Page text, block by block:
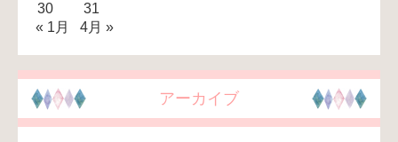
30
31
« 1月
4月 »
アーカイブ